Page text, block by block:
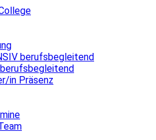
berufsbegleitend
in Präsenz